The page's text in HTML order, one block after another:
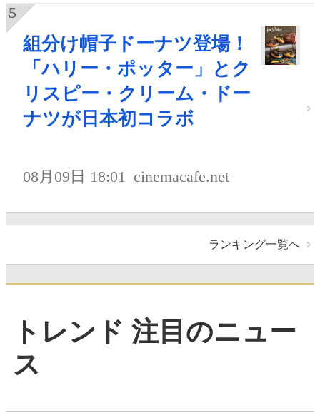
組分け帽子ドーナツ登場！
「ハリー・ポッター」とク
リスピー・クリーム・ドー
ナツが日本初コラボ
08月09日 18:01 cinemacafe.net
ランキング一覧へ
トレンド 注目のニュー
ス